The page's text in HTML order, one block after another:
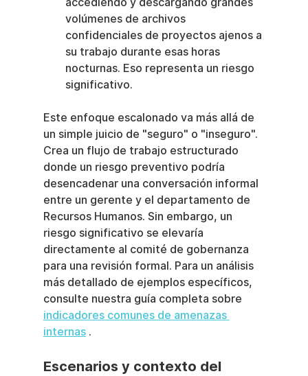
volúmenes de archivos
confidenciales de proyectos ajenos a
su trabajo durante esas horas
nocturnas. Eso representa un riesgo
significativo.
Este enfoque escalonado va más allá de
un simple juicio de "seguro" o "inseguro".
Crea un flujo de trabajo estructurado
donde un riesgo preventivo podría
desencadenar una conversación informal
entre un gerente y el departamento de
Recursos Humanos. Sin embargo, un
riesgo significativo se elevaría
directamente al comité de gobernanza
para una revisión formal. Para un análisis
más detallado de ejemplos específicos,
consulte nuestra guía completa sobre
indicadores comunes de amenazas
internas .
Escenarios y contexto del